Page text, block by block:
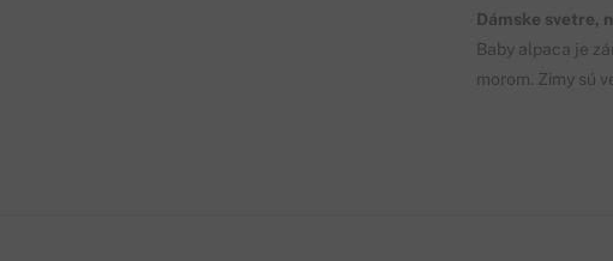
Dámske svetre,
Baby alpaca je
morom. Zimy sú